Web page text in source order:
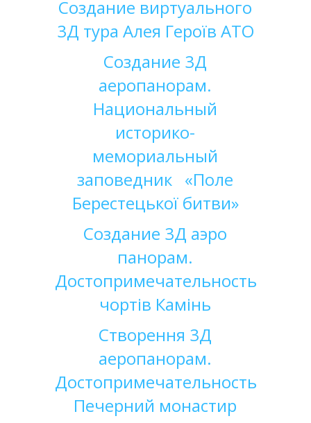
Создание виртуального
3Д тура Алея Героїв АТО
Создание 3Д
аеропанорам.
Национальный
историко-
мемориальный
заповедник «Поле
Берестецької битви»
Создание 3Д аэро
панорам.
Достопримечательность
чортів Камінь
Створення 3Д
аеропанорам.
Достопримечательность
Печерний монастир